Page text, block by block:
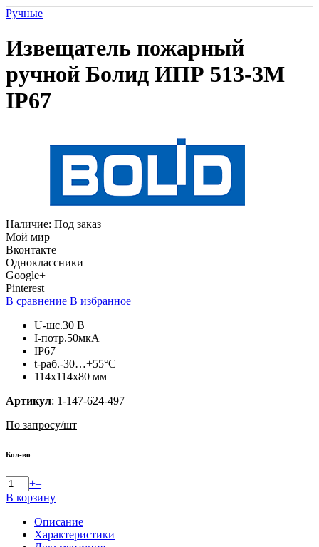
Ручные
Извещатель пожарный
ручной Болид ИПР 513-3М
IP67
Наличие: Под заказ
Мой мир
Вконтакте
Одноклассники
Google+
Pinterest
В сравнение В избранное
U-шс.30 В
I-потр.50мкА
IP67
t-раб.-30…+55°С
114х114х80 мм
Артикул: 1-147-624-497
По запросу/шт
Кол-во
+–
В корзину
Описание
Характеристики